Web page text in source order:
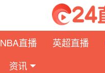
NBA直播 英超直播
资讯